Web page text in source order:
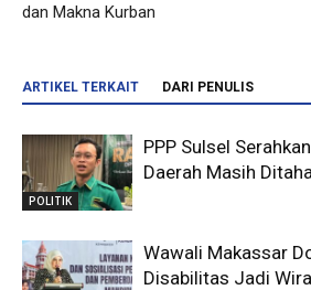
dan Makna Kurban
ARTIKEL TERKAIT DARI PENULIS
POLITIK
PPP Sulsel
Daerah Masih
Wawali Makassar
Disabilitas Jadi